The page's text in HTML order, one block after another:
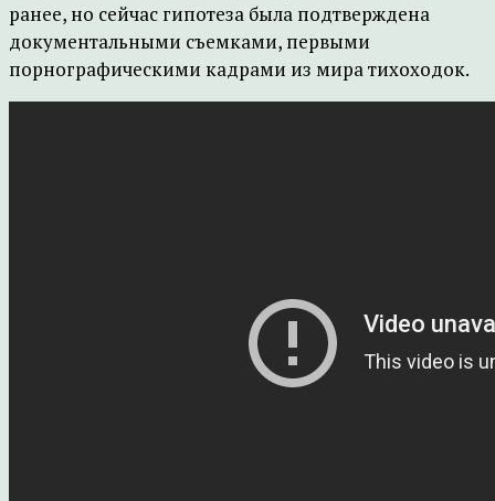
ранее, но сейчас гипотеза была подтверждена
документальными съемками, первыми
порнографическими кадрами из мира тихоходок.